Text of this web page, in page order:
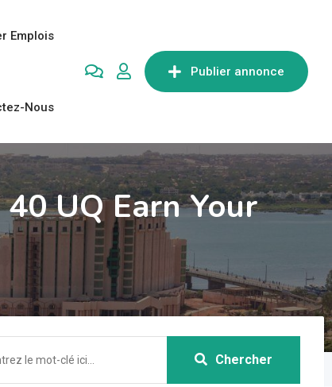
Publier annonce
Emplois
Nous
UQ Earn Your
Chercher